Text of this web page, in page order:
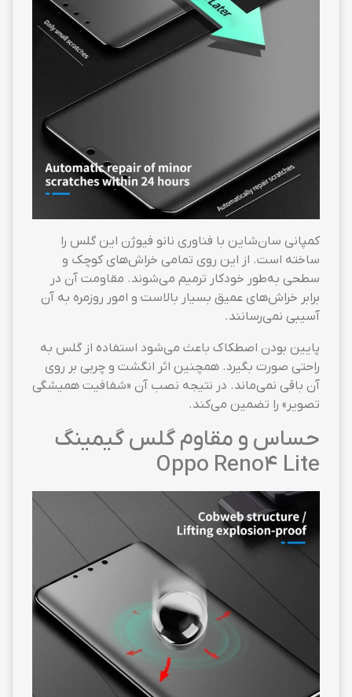
کمپانی سان‌شاین با فناوری نانو فیوژن این گلس را
ساخته است. از این روی تمامی خراش‌های کوچک و
سطحی به‌طور خودکار ترمیم می‌شوند. مقاومت آن در
برابر خراش‌های عمیق بسیار بالاست و امور روزمره به آن
آسیبی نمی‌رسانند.
پایین بودن اصطکاک باعث می‌شود استفاده از گلس به
راحتی صورت بگیرد. همچنین اثر انگشت و چربی بر روی
آن باقی نمی‌ماند. در نتیجه نصب آن «شفافیت همیشگی
تصویر» را تضمین می‌کند.
حساس و مقاوم گلس گیمینگ
Oppo Reno4 Lite